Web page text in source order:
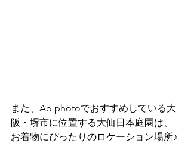
また、Ao photoでおすすめしている大
阪・堺市に位置する大仙日本庭園は、
お着物にぴったりのロケーション場所♪